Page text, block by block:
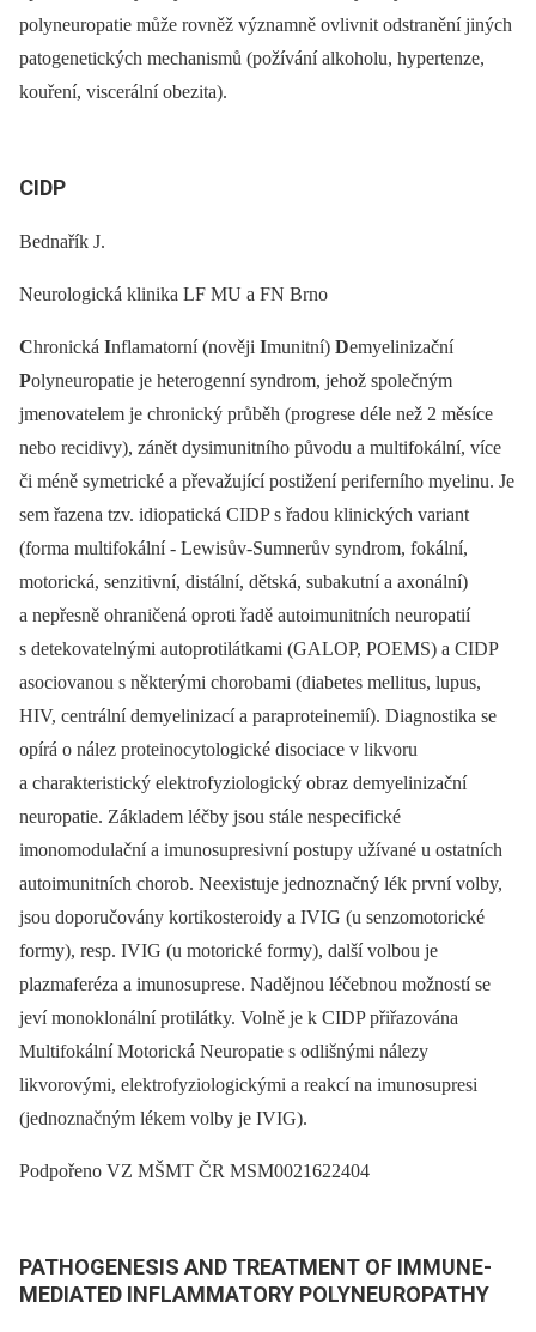
polyneuropatie může rovněž významně ovlivnit odstranění jiných
patogenetických mechanismů (požívání alkoholu, hypertenze,
kouření, viscerální obezita).
CIDP
Bednařík J.
Neurologická klinika LF MU a FN Brno
Chronická Inflamatorní (nověji Imunitní) Demyelinizační
Polyneuropatie je heterogenní syndrom, jehož společným
jmenovatelem je chronický průběh (progrese déle než 2 měsíce
nebo recidivy), zánět dysimunitního původu a multifokální, více
či méně symetrické a převažující postižení periferního myelinu. Je
sem řazena tzv. idiopatická CIDP s řadou klinických variant
(forma multifokální -⁠ Lewisův-Sumnerův syndrom, fokální,
motorická, senzitivní, distální, dětská, subakutní a axonální)
a nepřesně ohraničená oproti řadě autoimunitních neuropatií
s detekovatelnými autoprotilátkami (GALOP, POEMS) a CIDP
asociovanou s některými chorobami (diabetes mellitus, lupus,
HIV, centrální demyelinizací a paraproteinemií). Diagnostika se
opírá o nález proteinocytologické disociace v likvoru
a charakteristický elektrofyziologický obraz demyelinizační
neuropatie. Základem léčby jsou stále nespecifické
imonomodulační a imunosupresivní postupy užívané u ostatních
autoimunitních chorob. Neexistuje jednoznačný lék první volby,
jsou doporučovány kortikosteroidy a IVIG (u senzomotorické
formy), resp. IVIG (u motorické formy), další volbou je
plazmaferéza a imunosuprese. Nadějnou léčebnou možností se
jeví monoklonální protilátky. Volně je k CIDP přiřazována
Multifokální Motorická Neuropatie s odlišnými nálezy
likvorovými, elektrofyziologickými a reakcí na imunosupresi
(jednoznačným lékem volby je IVIG).
Podpořeno VZ MŠMT ČR MSM0021622404
PATHOGENESIS AND TREATMENT OF IMMUNE-
MEDIATED INFLAMMATORY POLYNEUROPATHY